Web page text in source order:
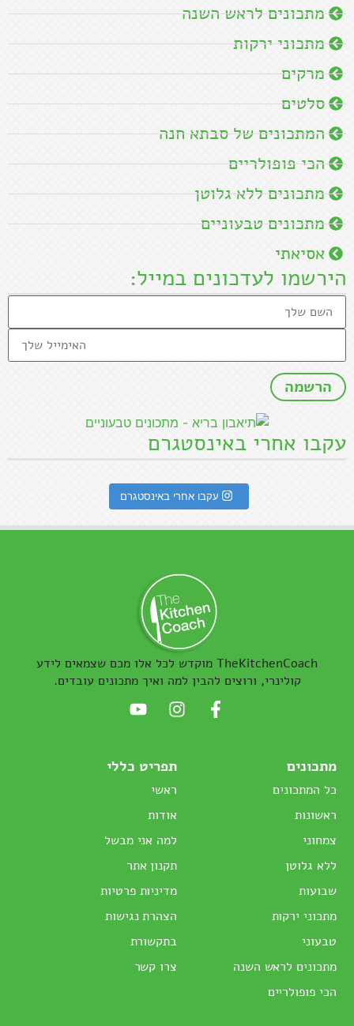
מתכונים לראש השנה
מתכוני ירקות
מרקים
סלטים
המתכונים של סבתא חנה
הכי פופולריים
מתכונים ללא גלוטן
מתכונים טבעוניים
אסיאתי
הירשמו לעדכונים במייל:
עקבו אחרי באינסטגרם
עקבו אחרי באינסטגרם
TheKitchenCoach מוקדש לכל אלו מכם שצמאים לידע
קולינרי, ורוצים להבין למה ואיך מתכונים עובדים.
מתכונים
כל המתכונים
ראשונות
צמחוני
ללא גלוטן
שבועות
מתכוני ירקות
טבעוני
מתכונים לראש השנה
הכי פופולריים
תפריט כללי
ראשי
אודות
למה אני מבשל
תקנון אתר
מדיניות פרטיות
הצהרת נגישות
בתקשורת
צרו קשר